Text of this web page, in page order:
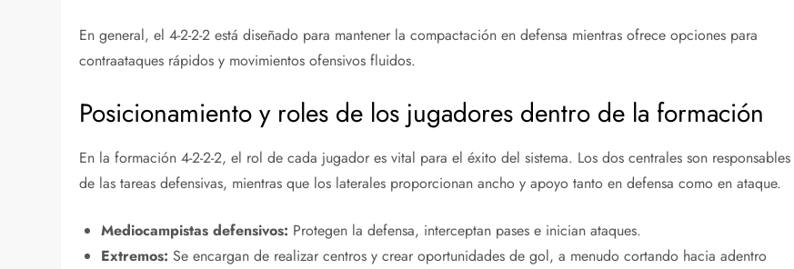
En general, el 4-2-2-2 está diseñado para mantener la compactación en defensa mientras ofrece opciones para
contraataques rápidos y movimientos ofensivos fluidos.
Posicionamiento y roles de los jugadores dentro de la formación
En la formación 4-2-2-2, el rol de cada jugador es vital para el éxito del sistema. Los dos centrales son responsables
de las tareas defensivas, mientras que los laterales proporcionan ancho y apoyo tanto en defensa como en ataque.
Mediocampistas defensivos: Protegen la defensa, interceptan pases e inician ataques.
Extremos: Se encargan de realizar centros y crear oportunidades de gol, a menudo cortando hacia adentro